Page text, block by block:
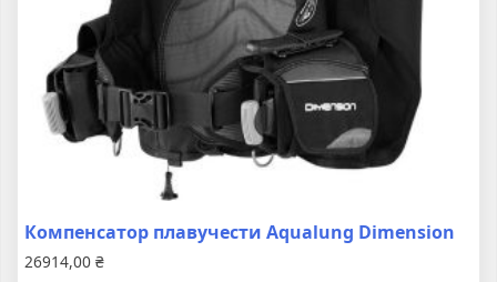
Компенсатор плавучести Aqualung Dimension
26914,00 ₴